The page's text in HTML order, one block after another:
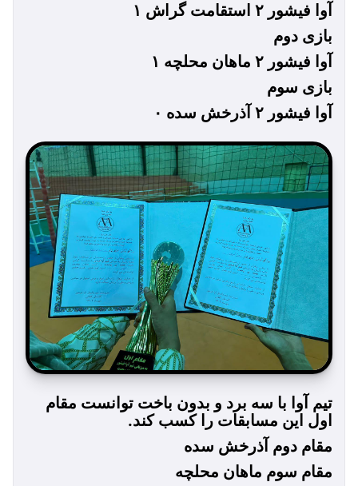
آوا فیشور ۲ استقامت گراش ۱
بازی دوم
آوا فیشور ۲ ماهان محلچه ۱
بازی سوم
آوا فیشور ۲ آذرخش سده ۰
تیم آوا با سه برد و بدون باخت توانست مقام
اول این مسابقات را کسب کند‌.
مقام دوم آذرخش سده
مقام سوم ماهان محلچه